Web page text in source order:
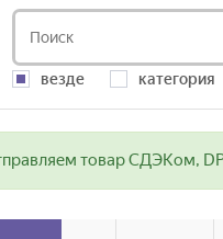
везде категория
товар СДЭКом,